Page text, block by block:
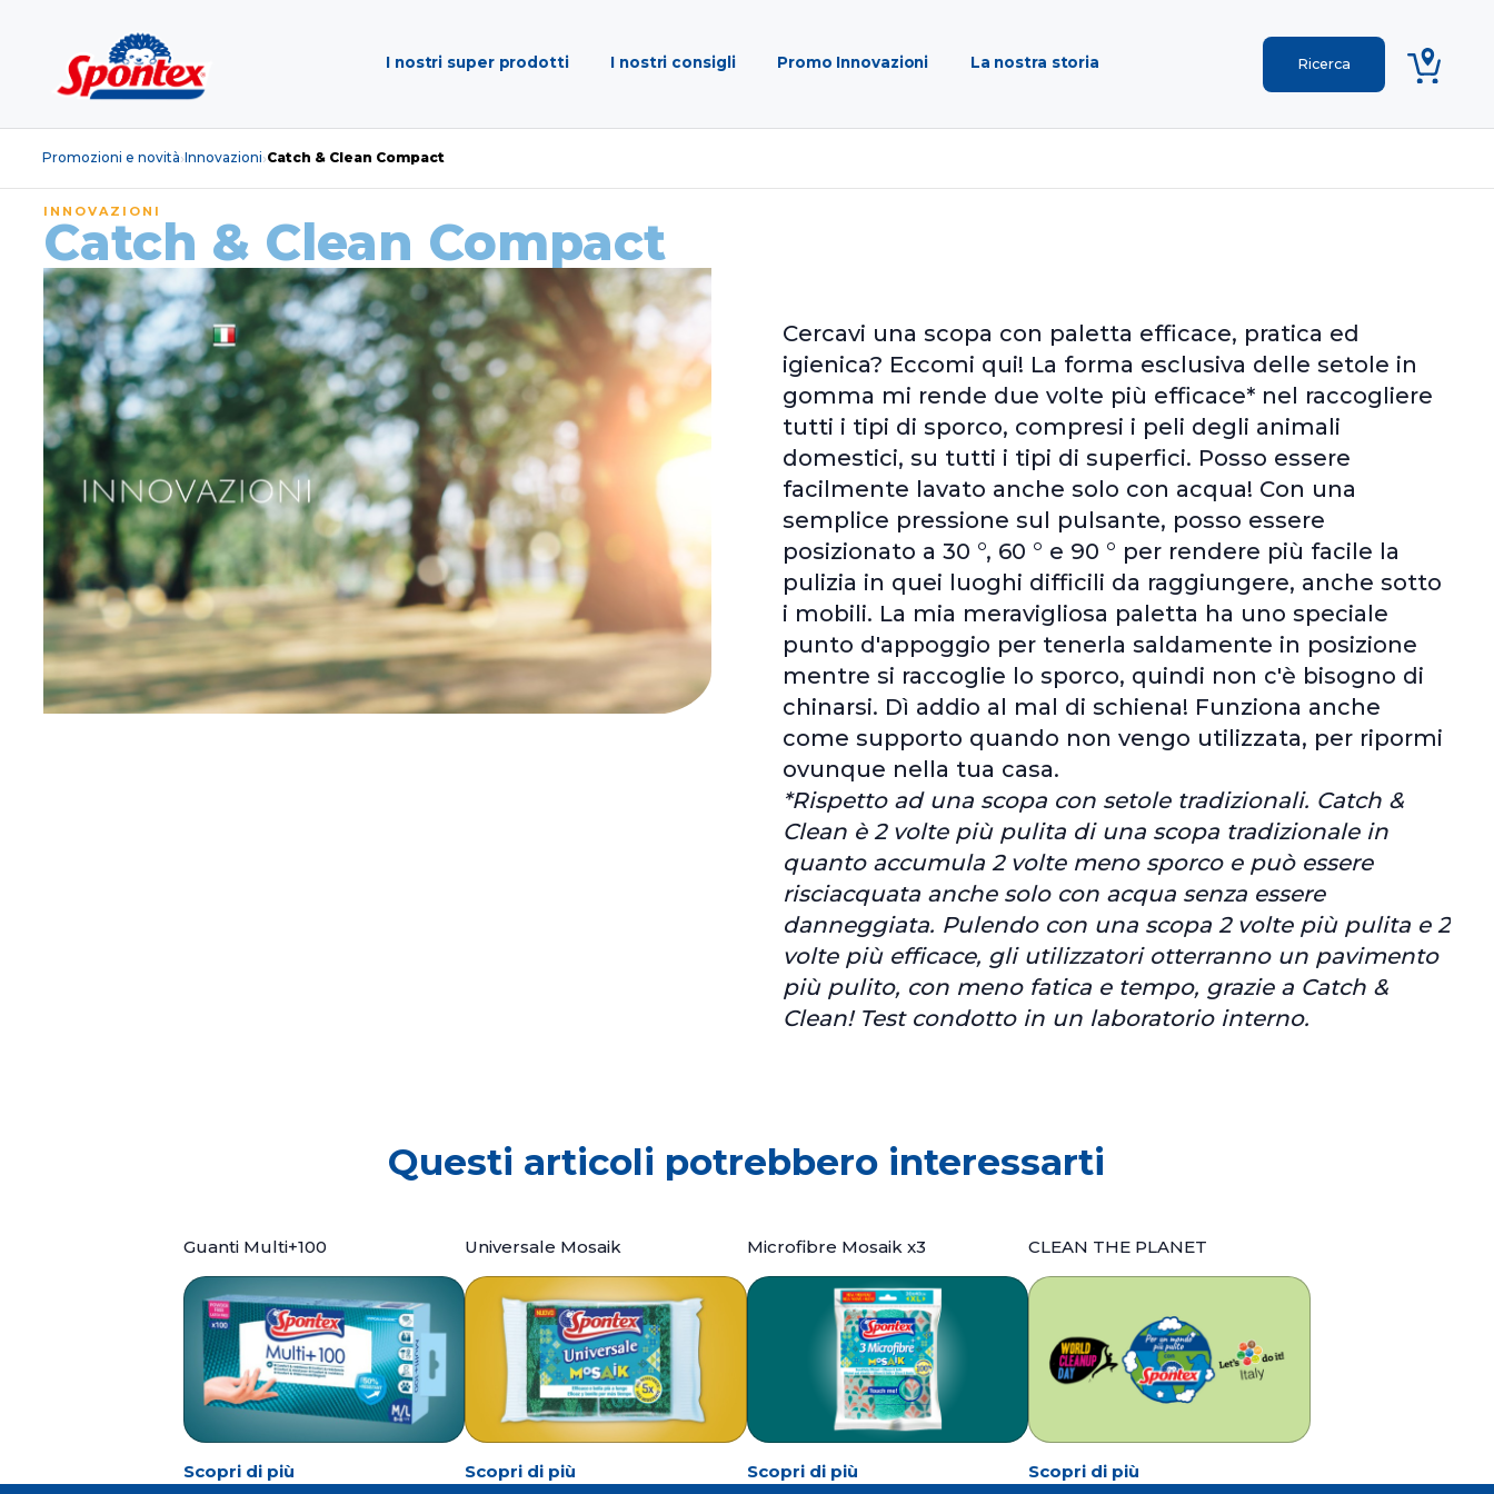
I nostri super prodotti I nostri consigli Promo Innovazioni La nostra storia
Promozioni e novità›Innovazioni›Catch & Clean Compact
INNOVAZIONI
Catch & Clean Compact
Cercavi una scopa con paletta efficace, pratica ed
igienica? Eccomi qui! La forma esclusiva delle setole in
gomma mi rende due volte più efficace* nel raccogliere
tutti i tipi di sporco, compresi i peli degli animali
domestici, su tutti i tipi di superfici. Posso essere
facilmente lavato anche solo con acqua! Con una
semplice pressione sul pulsante, posso essere
posizionato a 30 °, 60 ° e 90 ° per rendere più facile la
pulizia in quei luoghi difficili da raggiungere, anche sotto
i mobili. La mia meravigliosa paletta ha uno speciale
punto d'appoggio per tenerla saldamente in posizione
mentre si raccoglie lo sporco, quindi non c'è bisogno di
chinarsi. Dì addio al mal di schiena! Funziona anche
come supporto quando non vengo utilizzata, per ripormi
ovunque nella tua casa.
*Rispetto ad una scopa con setole tradizionali. Catch &
Clean è 2 volte più pulita di una scopa tradizionale in
quanto accumula 2 volte meno sporco e può essere
risciacquata anche solo con acqua senza essere
danneggiata. Pulendo con una scopa 2 volte più pulita e 2
volte più efficace, gli utilizzatori otterranno un pavimento
più pulito, con meno fatica e tempo, grazie a Catch &
Clean! Test condotto in un laboratorio interno.
Questi articoli potrebbero interessarti
Guanti Multi+100
Scopri di più
Universale Mosaik
Scopri di più
Microfibre Mosaik x3
Scopri di più
CLEAN THE PLANET
Scopri di più